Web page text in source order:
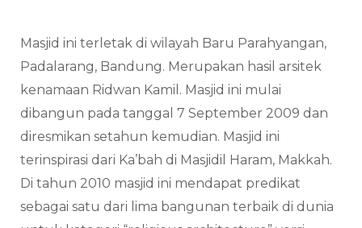
Masjid ini terletak di wilayah Baru Parahyangan,
Padalarang, Bandung. Merupakan hasil arsitek
kenamaan Ridwan Kamil. Masjid ini mulai
dibangun pada tanggal 7 September 2009 dan
diresmikan setahun kemudian. Masjid ini
terinspirasi dari Ka’bah di Masjidil Haram, Makkah.
Di tahun 2010 masjid ini mendapat predikat
sebagai satu dari lima bangunan terbaik di dunia